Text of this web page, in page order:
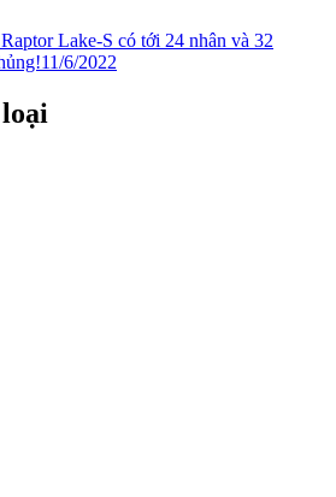
Lake-S có tới 24 nhân và 32
11/6/2022